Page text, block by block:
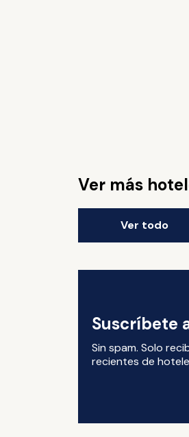
Ver más
Ver todo
Suscríbete
Sin spam. Solo
recientes de